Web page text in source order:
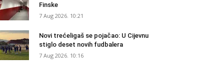
Finske
7 Aug 2026. 10:21
Novi trećeligaš se pojačao: U Cijevnu
stiglo deset novih fudbalera
7 Aug 2026. 10:16